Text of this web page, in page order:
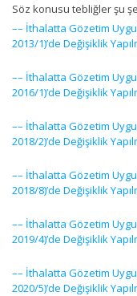
Söz konusu tebliğler şu
–– İthalatta Gözetim
2013/1)’de Değişiklik
–– İthalatta Gözetim
2016/1)’de Değişiklik
–– İthalatta Gözetim
2018/2)’de Değişiklik
–– İthalatta Gözetim
2018/8)’de Değişiklik
–– İthalatta Gözetim
2019/4)’de Değişiklik
–– İthalatta Gözetim
2020/5)’de Değişiklik